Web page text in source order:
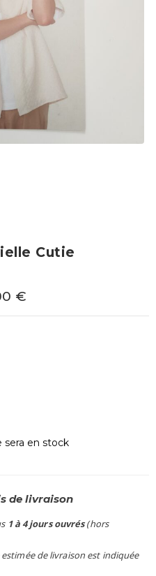
Cutie
€
sera en stock
de livraison
1 à 4 jours ouvrés(hors
de livraison est indiquée